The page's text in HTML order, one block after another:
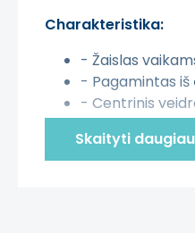
Charakteristika:
- Žaislas
- Pagamintas iš
- Centrinis
- Tobulas
- Palaiko
- Lengva
Skaityti daugiau